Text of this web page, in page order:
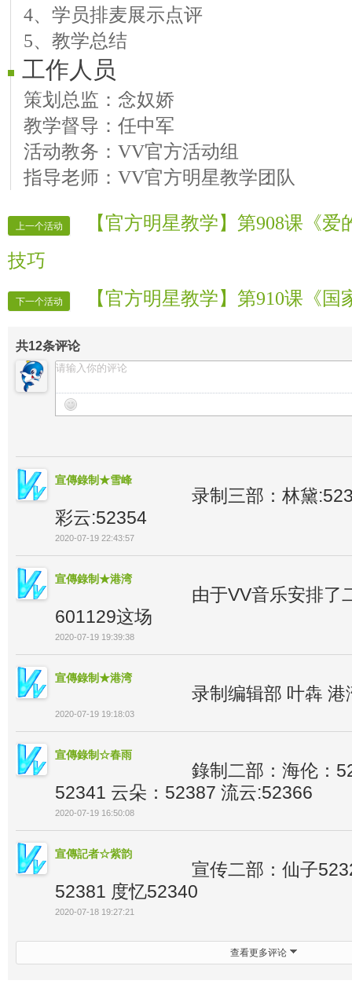
4、学员排麦展示点评
5、教学总结
工作人员
策划总监：念奴娇
教学督导：任中军
活动教务：VV官方活动组
指导老师：VV官方明星教学团队
上一个活动
【官方明星教学】第908课《
技巧
下一个活动 【官方明星教学】第910课《
共12条评论
宣傳錄制★雪峰
录制三部：林黛
彩云:52354
2020-07-19 22:43:57
宣傳錄制★港湾
由于VV音乐安排了
601129这场
2020-07-19 19:39:38
宣傳錄制★港湾
录制编辑部 叶犇 港
2020-07-19 19:18:03
宣傳錄制☆春雨
錄制二部：海伦：
52341 云朵：52387 流云:52366
2020-07-19 16:50:08
宣傳記者☆紫韵
宣传二部：仙子
52381 度忆52340
2020-07-18 19:27:21
查看更多评论